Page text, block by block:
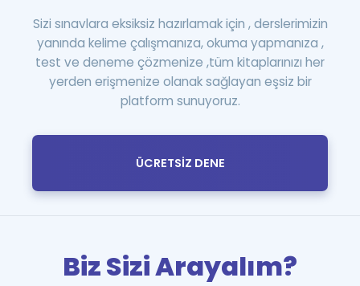
Sizi sınavlara eksiksiz hazırlamak için , derslerimizin
yanında kelime çalışmanıza, okuma yapmanıza ,
test ve deneme çözmenize ,tüm kitaplarınızı her
yerden erişmenize olanak sağlayan eşsiz bir
platform sunuyoruz.
ÜCRETSİZ DENE
Biz Sizi Arayalım?